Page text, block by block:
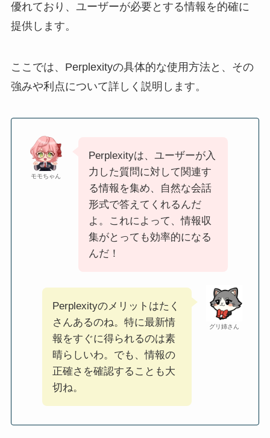
優れており、ユーザーが必要とする情報を的確に
提供します。
ここでは、Perplexityの具体的な使用方法と、その
強みや利点について詳しく説明します。
モモちゃん
Perplexityは、ユーザーが入
力した質問に対して関連す
る情報を集め、自然な会話
形式で答えてくれるんだ
よ。これによって、情報収
集がとっても効率的になる
んだ！
グリ姉さん
Perplexityのメリットはたく
さんあるのね。特に最新情
報をすぐに得られるのは素
晴らしいわ。でも、情報の
正確さを確認することも大
切ね。